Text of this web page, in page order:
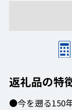
返礼品の特
●今を遡る150